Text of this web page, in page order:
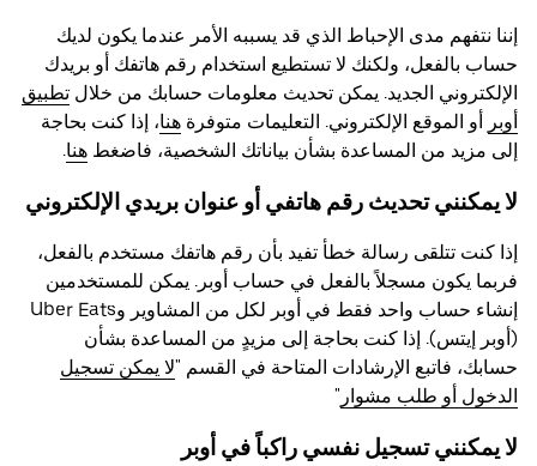
إننا نتفهم مدى الإحباط الذي قد يسببه الأمر عندما يكون لديك
حساب بالفعل، ولكنك لا تستطيع استخدام رقم هاتفك أو بريدك
الإلكتروني الجديد. يمكن تحديث معلومات حسابك من خلال تطبيق
أوبر أو الموقع الإلكتروني. التعليمات متوفرة هنا، إذا كنت بحاجة
إلى مزيد من المساعدة بشأن بياناتك الشخصية، فاضغط هنا.
لا يمكنني تحديث رقم هاتفي أو عنوان بريدي الإلكتروني
إذا كنت تتلقى رسالة خطأ تفيد بأن رقم هاتفك مستخدم بالفعل،
فربما يكون مسجلاً بالفعل في حساب أوبر. يمكن للمستخدمين
إنشاء حساب واحد فقط في أوبر لكل من المشاوير وUber Eats
(أوبر إيتس). إذا كنت بحاجة إلى مزيدٍ من المساعدة بشأن
حسابك، فاتبع الإرشادات المتاحة في القسم "لا يمكن تسجيل
الدخول أو طلب مشوار "
لا يمكنني تسجيل نفسي راكباً في أوبر